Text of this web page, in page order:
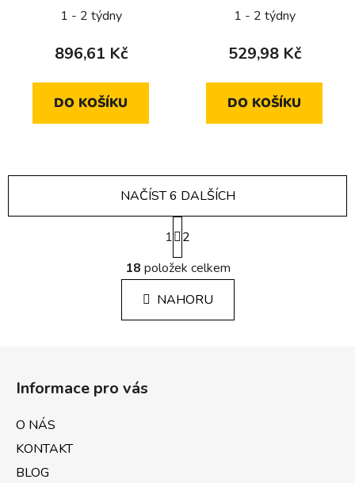
1 - 2 týdny
896,61 Kč
DO KOŠÍKU
1 - 2 týdny
529,98 Kč
DO KOŠÍKU
O
v
l
á
d
NAČÍST 6 DALŠÍCH
S
t
r
á
n
k
1
2
18 položek celkem
NAHORU
Informace pro vás
O NÁS
KONTAKT
BLOG